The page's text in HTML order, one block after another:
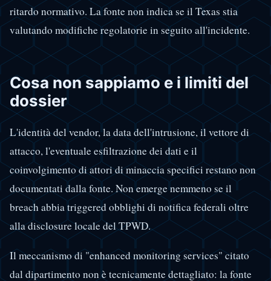
ritardo normativo. La fonte non indica se il Texas stia
valutando modifiche regolatorie in seguito all'incidente.
Cosa non sappiamo e i limiti del
dossier
L'identità del vendor, la data dell'intrusione, il vettore di
attacco, l'eventuale esfiltrazione dei dati e il
coinvolgimento di attori di minaccia specifici restano non
documentati dalla fonte. Non emerge nemmeno se il
breach abbia triggered obblighi di notifica federali oltre
alla disclosure locale del TPWD.
Il meccanismo di "enhanced monitoring services" citato
dal dipartimento non è tecnicamente dettagliato: la fonte